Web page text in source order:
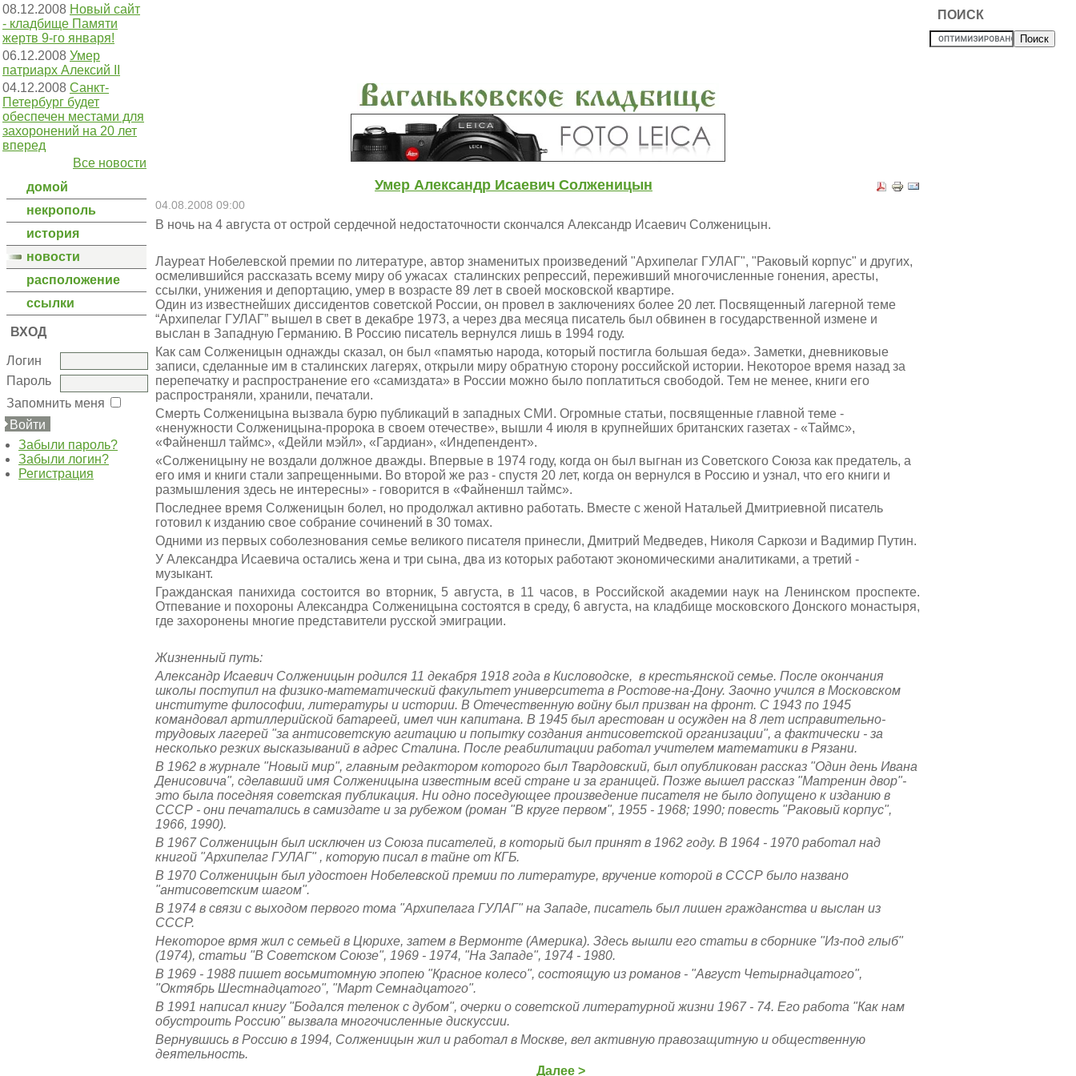
08.12.2008 Новый сайт
- кладбище Памяти
жертв 9-го января!
06.12.2008 Умер
патриарх Алексий II
04.12.2008 Санкт-
Петербург будет
обеспечен местами для
захоронений на 20 лет
вперед
Все новости
ПОИСК
домой
некрополь
история
новости
расположение
ссылки
ВХОД
Логин
Пароль
Запомнить меня
Войти
Забыли пароль?
Забыли логин?
Регистрация
Умер Александр Исаевич Солженицын
04.08.2008 09:00
В ночь на 4 августа от острой сердечной недостаточности скончался Александр Исаевич Солженицын.
Лауреат Нобелевской премии по литературе, автор знаменитых произведений "Архипелаг ГУЛАГ", "Раковый корпус" и других,
осмелившийся рассказать всему миру об ужасах сталинских репрессий, переживший многочисленные гонения, аресты,
ссылки, унижения и депортацию, умер в возрасте 89 лет в своей московской квартире.
Один из известнейших диссидентов советской России, он провел в заключениях более 20 лет. Посвященный лагерной теме
“Архипелаг ГУЛАГ” вышел в свет в декабре 1973, а через два месяца писатель был обвинен в государственной измене и
выслан в Западную Германию. В Россию писатель вернулся лишь в 1994 году.
Как сам Солженицын однажды сказал, он был «памятью народа, который постигла большая беда». Заметки, дневниковые
записи, сделанные им в сталинских лагерях, открыли миру обратную сторону российской истории. Некоторое время назад за
перепечатку и распространение его «самиздата» в России можно было поплатиться свободой. Тем не менее, книги его
распространяли, хранили, печатали.
Смерть Солженицына вызвала бурю публикаций в западных СМИ. Огромные статьи, посвященные главной теме -
«ненужности Солженицына-пророка в своем отечестве», вышли 4 июля в крупнейших британских газетах - «Таймс»,
«Файненшл таймс», «Дейли мэйл», «Гардиан», «Индепендент».
«Солженицыну не воздали должное дважды. Впервые в 1974 году, когда он был выгнан из Советского Союза как предатель, а
его имя и книги стали запрещенными. Во второй же раз - спустя 20 лет, когда он вернулся в Россию и узнал, что его книги и
размышления здесь не интересны» - говорится в «Файненшл таймс».
Последнее время Солженицын болел, но продолжал активно работать. Вместе с женой Натальей Дмитриевной писатель
готовил к изданию свое собрание сочинений в 30 томах.
Одними из первых соболезнования семье великого писателя принесли, Дмитрий Медведев, Николя Саркози и Вадимир Путин.
У Александра Исаевича остались жена и три сына, два из которых работают экономическими аналитиками, а третий -
музыкант.
Гражданская панихида состоится во вторник, 5 августа, в 11 часов, в Российской академии наук на Ленинском проспекте.
Отпевание и похороны Александра Солженицына состоятся в среду, 6 августа, на кладбище московского Донского монастыря,
где захоронены многие представители русской эмиграции.
Жизненный путь:
Александр Исаевич Солженицын родился 11 декабря 1918 года в Кисловодске, в крестьянской семье. После окончания
школы поступил на физико-математический факультет университета в Ростове-на-Дону. Заочно учился в Московском
институте философии, литературы и истории. В Отечественную войну был призван на фронт. С 1943 по 1945
командовал артиллерийской батареей, имел чин капитана. В 1945 был арестован и осужден на 8 лет исправительно-
трудовых лагерей "за антисоветскую агитацию и попытку создания антисоветской организации", а фактически - за
несколько резких высказываний в адрес Сталина. После реабилитации работал учителем математики в Рязани.
В 1962 в журнале "Новый мир", главным редактором которого был Твардовский, был опубликован рассказ "Один день Ивана
Денисовича", сделавший имя Солженицына известным всей стране и за границей. Позже вышел рассказ "Матренин двор"-
это была поседняя советская публикация. Ни одно поседующее произведение писателя не было допущено к изданию в
СССР - они печатались в самиздате и за рубежом (роман "В круге первом", 1955 - 1968; 1990; повесть "Раковый корпус",
1966, 1990).
В 1967 Солженицын был исключен из Союза писателей, в который был принят в 1962 году. В 1964 - 1970 работал над
книгой "Архипелаг ГУЛАГ" , которую писал в тайне от КГБ.
В 1970 Солженицын был удостоен Нобелевской премии по литературе, вручение которой в СССР было названо
"антисоветским шагом".
В 1974 в связи с выходом первого тома "Архипелага ГУЛАГ" на Западе, писатель был лишен гражданства и выслан из
СССР.
Некоторое врмя жил с семьей в Цюрихе, затем в Вермонте (Америка). Здесь вышли его статьи в сборнике "Из-под глыб"
(1974), статьи "В Советском Союзе", 1969 - 1974, "На Западе", 1974 - 1980.
В 1969 - 1988 пишет восьмитомную эпопею "Красное колесо", состоящую из романов - "Август Четырнадцатого",
"Октябрь Шестнадцатого", "Март Семнадцатого".
В 1991 написал книгу "Бодался теленок с дубом", очерки о советской литературной жизни 1967 - 74. Его работа "Как нам
обустроить Россию" вызвала многочисленные дискуссии.
Вернувшись в Россию в 1994, Солженицын жил и работал в Москве, вел активную правозащитную и общественную
деятельность.
Далее >